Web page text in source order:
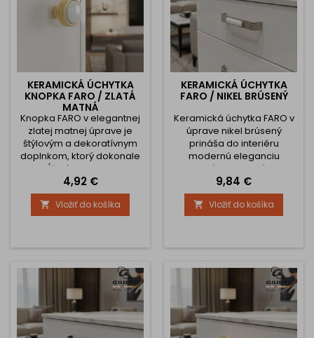
KERAMICKÁ ÚCHYTKA
KNOPKA FARO / ZLATÁ
MATNÁ
Knopka FARO v elegantnej
zlatej matnej úprave je
štýlovým a dekoratívnym
doplnkom, ktorý dokonale
dopĺňa úchytky FARO v
rovnakom dizajne.
Kombinuje kvalitné kovové
telo zo zinkovej zliatiny s
porcelánovým stredom,
výrazný celok vhodný do
klasických interiérov.
Jemné profilovanie kovovej
časti a hladký biely...
Cena
4,92 €
 Vložiť do košíka
KERAMICKÁ ÚCHYTKA
FARO / NIKEL BRÚSENÝ
Keramická úchytka FARO v
úprave nikel brúsený
prináša do interiéru
modernú eleganciu
spojenú s dekoratívnym
porcelánovým detailom.
Spojenie hladkého
kovového povrchu a
bieleho porcelánu s
vytvára harmonický,
veľmi príjemný dizajn.
Vďaka svojmu vzhľadu sa
úchytka FARO výborne hodí
do moderných kuchýň,
kúpeľní,...
Cena
9,84 €
 Vložiť do košíka